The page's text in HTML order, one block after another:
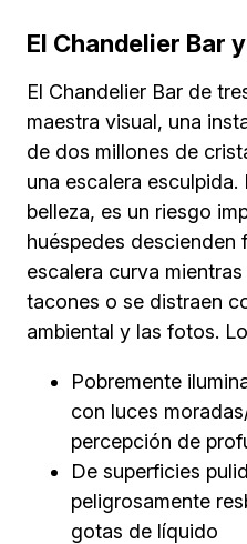
El Chandelier Bar
El Chandelier Bar de
maestra visual, una
de dos millones de
una escalera esculpida.
belleza, es un riesgo
huéspedes descienden
escalera curva
tacones o se distraen
ambiental y las fotos.
Pobremente
con luces
percepción de
De superficies
peligrosamente
gotas de líquido